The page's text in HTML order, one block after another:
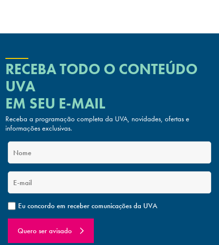
RECEBA TODO O CONTEÚDO
UVA
EM SEU E-MAIL
Receba a programação completa da UVA, novidades, ofertas e
informações exclusivas.
Eu concordo em receber comunicações da UVA
Quero ser avisado